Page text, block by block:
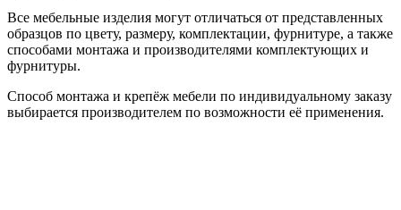
Все мебельные изделия могут отличаться от представленных
образцов по цвету, размеру, комплектации, фурнитуре, а также
способами монтажа и производителями комплектующих и
фурнитуры.
Способ монтажа и крепёж мебели по индивидуальному заказу
выбирается производителем по возможности её применения.